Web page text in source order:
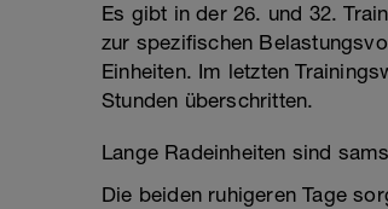
Es gibt in der 26. und 32.
zur spezifischen
Einheiten. Im letzten
Stunden überschritten.
Lange Radeinheiten sind
Die beiden ruhigeren Tage